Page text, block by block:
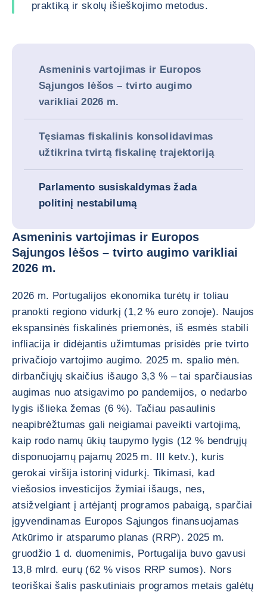
praktiką ir skolų išieškojimo metodus.
Asmeninis vartojimas ir Europos
Sąjungos lėšos – tvirto augimo
varikliai 2026 m.
Tęsiamas fiskalinis konsolidavimas
užtikrina tvirtą fiskalinę trajektoriją
Parlamento susiskaldymas žada
politinį nestabilumą
Asmeninis vartojimas ir Europos
Sąjungos lėšos – tvirto augimo varikliai
2026 m.
2026 m. Portugalijos ekonomika turėtų ir toliau
pranokti regiono vidurkį (1,2 % euro zonoje). Naujos
ekspansinės fiskalinės priemonės, iš esmės stabili
infliacija ir didėjantis užimtumas prisidės prie tvirto
privačiojo vartojimo augimo. 2025 m. spalio mėn.
dirbančiųjų skaičius išaugo 3,3 % – tai sparčiausias
augimas nuo atsigavimo po pandemijos, o nedarbo
lygis išlieka žemas (6 %). Tačiau pasaulinis
neapibrėžtumas gali neigiamai paveikti vartojimą,
kaip rodo namų ūkių taupymo lygis (12 % bendrųjų
disponuojamų pajamų 2025 m. III ketv.), kuris
gerokai viršija istorinį vidurkį. Tikimasi, kad
viešosios investicijos žymiai išaugs, nes,
atsižvelgiant į artėjantį programos pabaigą, sparčiai
įgyvendinamas Europos Sąjungos finansuojamas
Atkūrimo ir atsparumo planas (RRP). 2025 m.
gruodžio 1 d. duomenimis, Portugalija buvo gavusi
13,8 mlrd. eurų (62 % visos RRP sumos). Nors
teoriškai šalis paskutiniais programos metais galėtų